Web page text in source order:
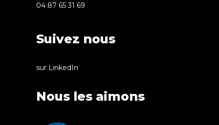
04 87 65 31 69
Suivez nous
sur LinkedIn
Nous les aimons